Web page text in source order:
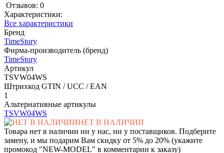
Отзывов: 0
Характеристики:
Все характеристики
Бренд
TimeStory
Фирма-производитель (бренд)
TimeStory
Артикул
TSVW04WS
Штрихкод GTIN / UCC / EAN
1
Альтернативные артикулы
TSVW04WS
НЕТ В НАЛИЧИИ
Товара нет в наличии ни у нас, ни у поставщиков. Подберите
замену, и мы подарим Вам скидку от 5% до 20% (укажите
промокод "NEW-MODEL" в комментарии к заказу)